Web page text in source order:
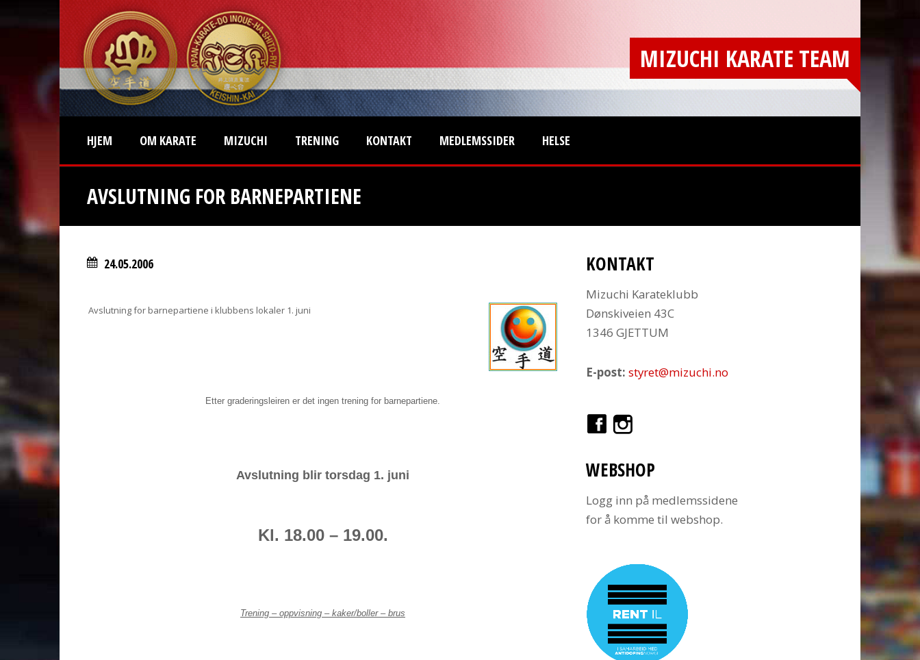
MIZUCHI KARATE TEAM
HJEM OM KARATE MIZUCHI TRENING KONTAKT MEDLEMSSIDER HELSE
AVSLUTNING FOR BARNEPARTIENE
24.05.2006
Avslutning for barnepartiene i klubbens lokaler 1. juni
Etter graderingsleiren er det ingen trening for barnepartiene.
Avslutning blir torsdag 1. juni
Kl. 18.00 – 19.00.
Trening – oppvisning – kaker/boller – brus
KONTAKT
Mizuchi Karateklubb
Dønskiveien 43C
1346 GJETTUM
E-post: styret@mizuchi.no
WEBSHOP
Logg inn på medlemssidene
for å komme til webshop.